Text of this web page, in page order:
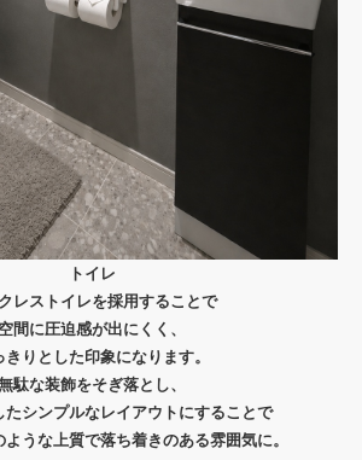
トイレ
レストイレを採用することで
空間に圧迫感が出にくく、
きりとした印象になります。
駄な装飾をそぎ落とし、
たシンプルなレイアウトにすることで
ような上質で落ち着きのある雰囲気に。